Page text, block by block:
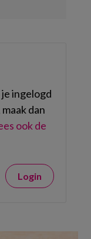
ingelogd
dan
ook de
Login